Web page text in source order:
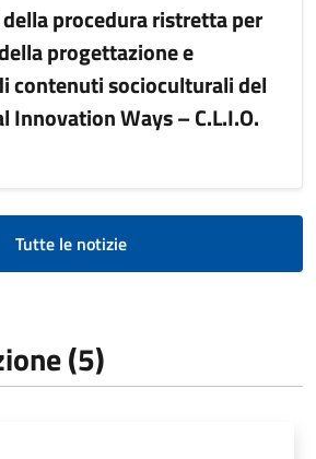
procedura ristretta per
progettazione e
contenuti socioculturali del
Innovation Ways – C.L.I.O.
Tutte le notizie
(5)